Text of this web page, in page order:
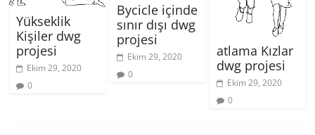
Yükseklik
Kişiler dwg
projesi
Ekim 29, 2020
0
Bycicle içinde
sınır dışı dwg
projesi
Ekim 29, 2020
0
atlama Kızlar
dwg projesi
Ekim 29, 2020
0